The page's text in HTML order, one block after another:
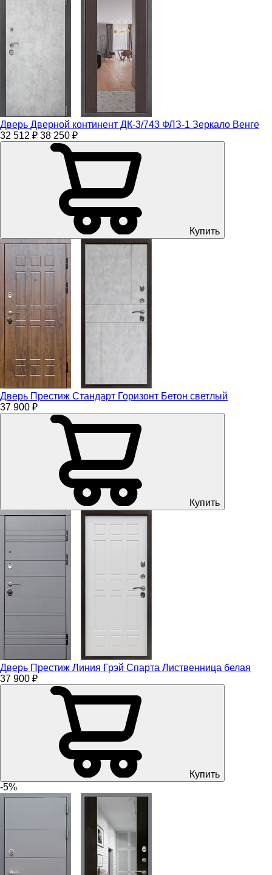
Дверь Дверной континент ДК-3/743 ФЛЗ-1 Зеркало Венге
32 512 ₽ 38 250 ₽
Купить
Дверь Престиж Стандарт Горизонт Бетон светлый
37 900 ₽
Купить
Дверь Престиж Линия Грэй Спарта Лиственница белая
37 900 ₽
Купить
-5%